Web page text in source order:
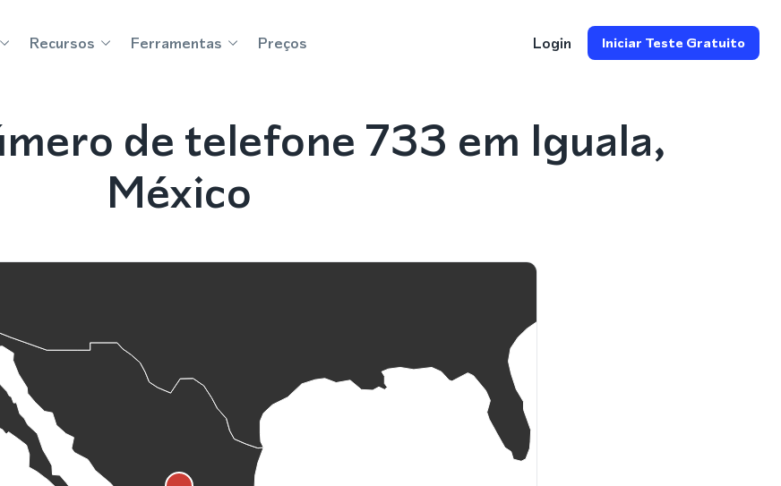
Recursos Ferramentas Preços Login Iniciar Teste Gratuito
de telefone 733 em Iguala,
México